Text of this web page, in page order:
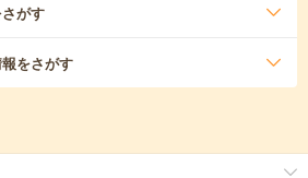
がす
をさがす